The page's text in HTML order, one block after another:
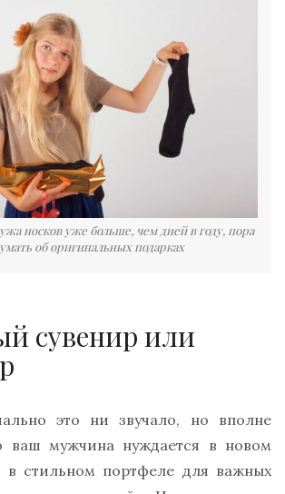
носков уже больше, чем дней в году, пора
об оригинальных подарках
сувенир или
это ни звучало, но вполне
ваш мужчина нуждается в новом
в стильном портфеле для важных